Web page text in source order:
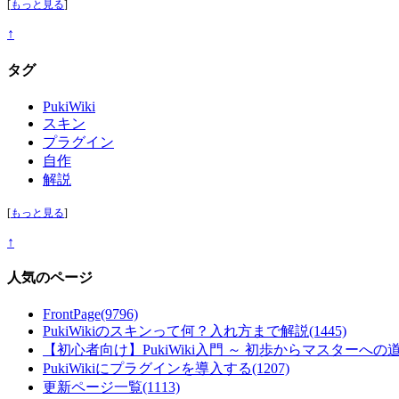
[もっと見る]
↑
タグ
PukiWiki
スキン
プラグイン
自作
解説
[もっと見る]
↑
人気のページ
FrontPage(9796)
PukiWikiのスキンって何？入れ方まで解説(1445)
【初心者向け】PukiWiki入門 ～ 初歩からマスターへの
PukiWikiにプラグインを導入する(1207)
更新ページ一覧(1113)